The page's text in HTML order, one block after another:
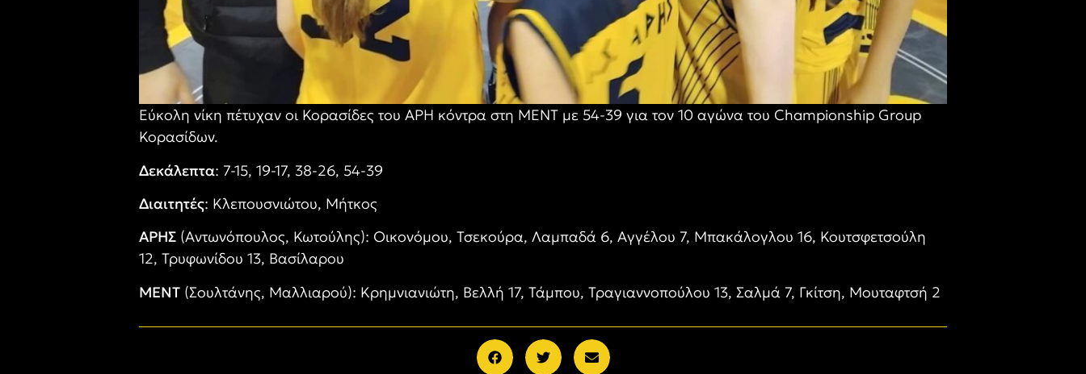
Εύκολη νίκη πέτυχαν οι Κορασίδες του ΑΡΗ κόντρα στη ΜΕΝΤ με 54-39 για τον 10 αγώνα του Championship Group
Κορασίδων.
Δεκάλεπτα: 7-15, 19-17, 38-26, 54-39
Διαιτητές: Κλεπουσνιώτου, Μήτκος
ΑΡΗΣ (Αντωνόπουλος, Κωτούλης): Οικονόμου, Τσεκούρα, Λαμπαδά 6, Αγγέλου 7, Μπακάλογλου 16, Κουτσφετσούλη
12, Τρυφωνίδου 13, Βασίλαρου
ΜΕΝΤ (Σουλτάνης, Μαλλιαρού): Κρημνιανιώτη, Βελλή 17, Τάμπου, Τραγιαννοπούλου 13, Σαλμά 7, Γκίτση, Μουταφτσή 2